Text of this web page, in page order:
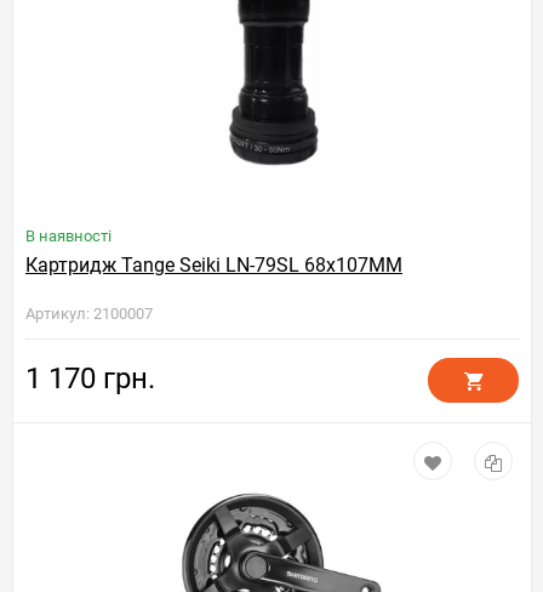
В наявності
Картридж Tange Seiki LN-79SL 68x107MM
Артикул: 2100007
1 170 грн.